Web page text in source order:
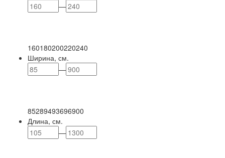
—
160180200220240
Ширина, см.
—
85289493696900
Длина, см.
—